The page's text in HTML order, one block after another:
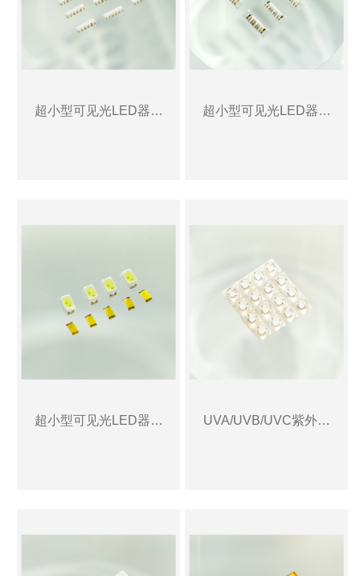
超小型可见光LED器件
超小型可见光LED器件
超小型可见光LED器件
UVA/UVB/UVC紫外光